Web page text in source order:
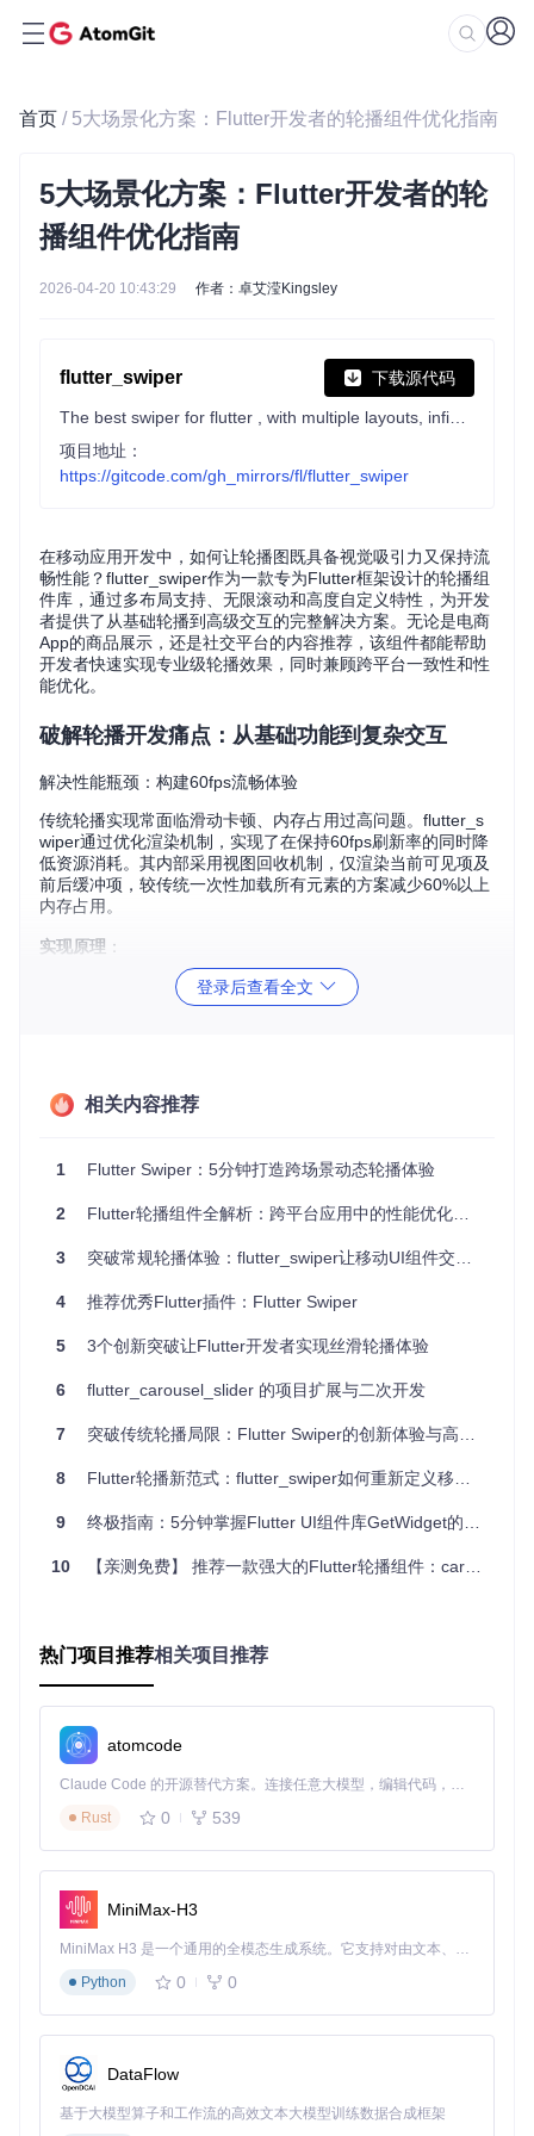
首页 / 5大场景化方案：Flutter开发者的轮播组件优化指南
5大场景化方案：Flutter开发者的轮
播组件优化指南
2026-04-20 10:43:29 作者：卓艾滢Kingsley
flutter_swiper 下载源代码
项目地址：
https://gitcode.com/gh_mirrors/fl/flutter_swiper
在移动应用开发中，如何让轮播图既具备视觉吸引力又保持流
畅性能？flutter_swiper作为一款专为Flutter框架设计的轮播组
件库，通过多布局支持、无限滚动和高度自定义特性，为开发
者提供了从基础轮播到高级交互的完整解决方案。无论是电商
App的商品展示，还是社交平台的内容推荐，该组件都能帮助
开发者快速实现专业级轮播效果，同时兼顾跨平台一致性和性
能优化。
破解轮播开发痛点：从基础功能到复杂交互
解决性能瓶颈：构建60fps流畅体验
传统轮播实现常面临滑动卡顿、内存占用过高问题。flutter_s
wiper通过优化渲染机制，实现了在保持60fps刷新率的同时降
低资源消耗。其内部采用视图回收机制，仅渲染当前可见项及
前后缓冲项，较传统一次性加载所有元素的方案减少60%以上
内存占用。
实现原理 ：
// 传统方案：一次性构建所有item
  itemCount: images.length,
  viewportFraction:
0.8, // 可视区域比例
突破布局限制：3种创新展示模式
心布局模式满足不同场景需求：
堆叠布局：item呈扇形排列，创造层次感（适合图片展示类
Tinder式布局：卡片式左右滑动交互（社交匹配场景首选）
：背景与前景不同速率移动，增强沉浸感（活动宣
传页面适用）
到复杂堆叠的多种排列方式
构建响应式交互：从被动展示到主动交互
传统轮播多为单向自动播放，flutter_swiper通过双向交互设计
提升用户参与度：
手势识别优化：支持滑动、缩放、旋转等复合手势
动态反馈机制 ：滑动过程中实时更新item状态
自定义控制逻辑 ：通过SwiperController实现外部控制
final SwiperController controller = SwiperController();
// 外部控制轮播
ElevatedButton(
Swiper(
  controller: controller,
登录后查看全文
相关内容推荐
1 Flutter Swiper：5分钟打造跨场景动态轮播体验
2 Flutter轮播组件全解析：跨平台应用中的性能优化与交互设计实践
3 突破常规轮播体验：flutter_swiper让移动UI组件交互体验升级
4 推荐优秀Flutter插件：Flutter Swiper
5 3个创新突破让Flutter开发者实现丝滑轮播体验
6 flutter_carousel_slider 的项目扩展与二次开发
7 突破传统轮播局限：Flutter Swiper的创新体验与高效方案
8 Flutter轮播新范式：flutter_swiper如何重新定义移动端滑动体验
9 终极指南：5分钟掌握Flutter UI组件库GetWidget的高效使用
10 【亲测免费】 推荐一款强大的Flutter轮播组件：carousel_slider
热门项目推荐相关项目推荐
atomcode
Claude Code 的开源替代方案。连接任意大模型，编辑代码，运行命令，自动验证 — 全自动执行。用 Rust 构建，极致性能。 ｜ An open-source alternative to Claude Code. Connect any LLM, edit code, run commands, and verify changes — autonomously. Built in Rust for speed. Get Started
Rust
0 539
MiniMax-H3
MiniMax H3 是一个通用的全模态生成系统。它支持对由文本、图像、视频和音频组成的多模态上下文进行统一理解，并能生成分辨率高达 2K、时长可达 15 秒的带原生立体声音频的视频。得益于面向任务泛化的系统设计，H3 在预训练阶段就已具备广泛的多模态上下文理解与生成能力，能够出色地执行复杂的多模态指令。
Python
0 0
DataFlow
基于大模型算子和工作流的高效文本大模型训练数据合成框架